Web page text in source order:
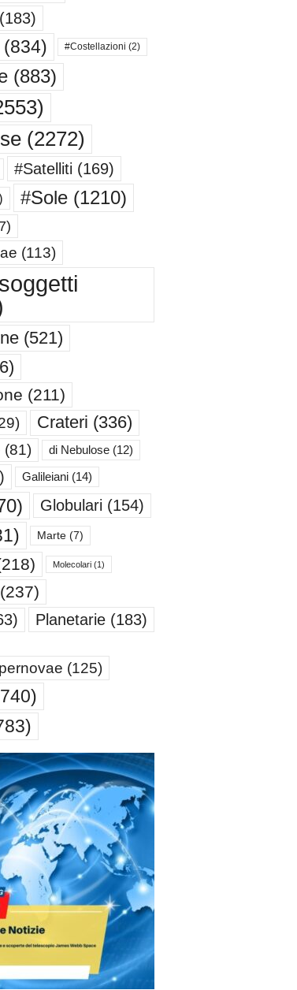
(183)
(834) #Costellazioni (2)
(883)
(2272)
#Satelliti (169)
#Sole(1210)
(113)
(521)
(211)
Crateri (336)
(81) di Nebulose(12)
Galileiani(14)
Globulari (154)
Marte(7)
Molecolari(1)
(237)
Planetarie(183)
(125)